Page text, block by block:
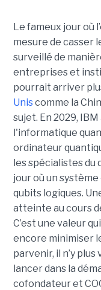
Le fameux jour où
mesure de casser
surveillé de
entreprises et
pourrait arriver
Uniscomme la
sujet. En 2029, IBM
l'informatique
ordinateur
les spécialistes du
jour où un
qubits logiques.
atteinte au cours
C’est une valeur
encore minimiser
parvenir, il n’y plus
lancer dans la
cofondateur et